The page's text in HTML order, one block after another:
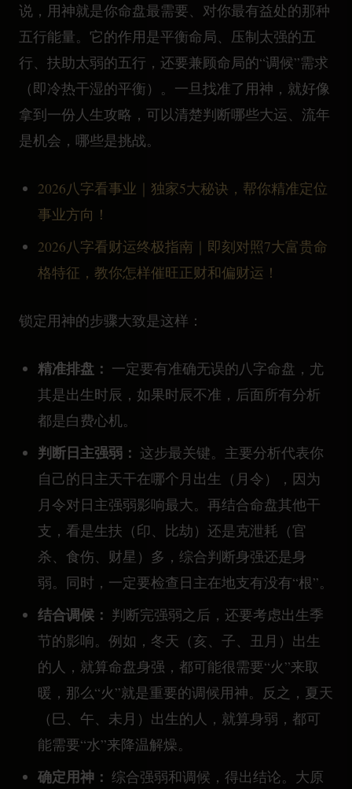
说，用神就是你命盘最需要、对你最有益处的那种
五行能量。它的作用是平衡命局、压制太强的五
行、扶助太弱的五行，还要兼顾命局的“调候”需求
（即冷热干湿的平衡）。一旦找准了用神，就好像
拿到一份人生攻略，可以清楚判断哪些大运、流年
是机会，哪些是挑战。
2026八字看事业｜独家5大秘诀，帮你精准定位
事业方向！
2026八字看财运终极指南｜即刻对照7大富贵命
格特征，教你怎样催旺正财和偏财运！
锁定用神的步骤大致是这样：
精准排盘： 一定要有准确无误的八字命盘，尤
其是出生时辰，如果时辰不准，后面所有分析
都是白费心机。
判断日主强弱： 这步最关键。主要分析代表你
自己的日主天干在哪个月出生（月令），因为
月令对日主强弱影响最大。再结合命盘其他干
支，看是生扶（印、比劫）还是克泄耗（官
杀、食伤、财星）多，综合判断身强还是身
弱。同时，一定要检查日主在地支有没有“根”。
结合调候： 判断完强弱之后，还要考虑出生季
节的影响。例如，冬天（亥、子、丑月）出生
的人，就算命盘身强，都可能很需要“火”来取
暖，那么“火”就是重要的调候用神。反之，夏天
（巳、午、未月）出生的人，就算身弱，都可
能需要“水”来降温解燥。
确定用神： 综合强弱和调候，得出结论。大原